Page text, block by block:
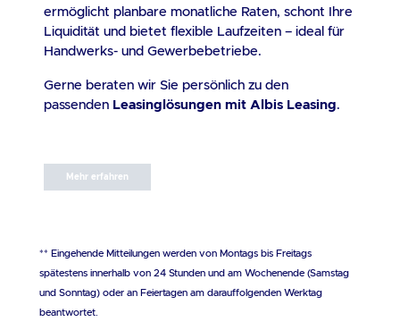
ermöglicht planbare monatliche Raten, schont Ihre
Liquidität und bietet flexible Laufzeiten – ideal für
Handwerks- und Gewerbebetriebe.
Gerne beraten wir Sie persönlich zu den
passenden Leasinglösungen mit Albis Leasing.
Mehr erfahren
** Eingehende Mitteilungen werden von Montags bis Freitags
spätestens innerhalb von 24 Stunden und am Wochenende (Samstag
und Sonntag) oder an Feiertagen am darauffolgenden Werktag
beantwortet.